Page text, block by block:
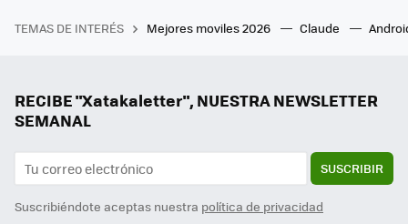
TEMAS DE INTERÉS Mejores moviles 2026 Claude
RECIBE "Xatakaletter", NUESTRA NEWSLETTER
SEMANAL
SUSCRIBIR
Suscribiéndote aceptas nuestra política de privacidad